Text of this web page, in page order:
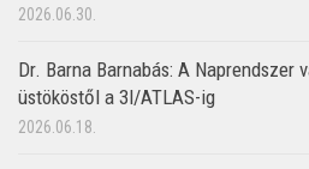
2026.06.30.
Dr. Barna Barnabás: A Naprendszer
üstököstől a 3I/ATLAS-ig
2026.06.18.